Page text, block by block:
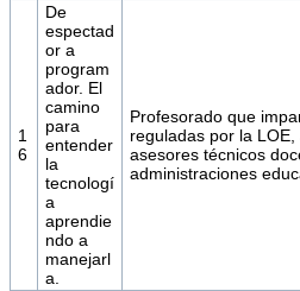
1
6
De
espectad
or a
program
ador. El
camino
para
entender
la
tecnologí
a
aprendie
ndo a
manejarl
a.
Profesorado que
reguladas por la
asesores técnicos
administraciones